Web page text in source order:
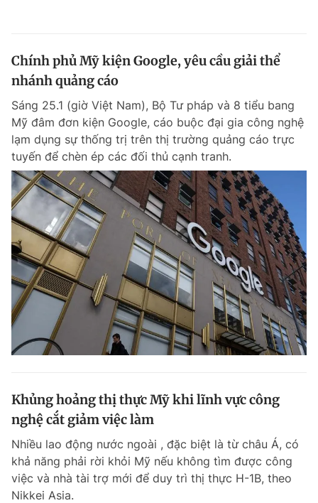
Chính phủ Mỹ kiện Google, yêu cầu giải thể
nhánh quảng cáo
Sáng 25.1 (giờ Việt Nam), Bộ Tư pháp và 8 tiểu bang
Mỹ đâm đơn kiện Google, cáo buộc đại gia công nghệ
lạm dụng sự thống trị trên thị trường quảng cáo trực
tuyến để chèn ép các đối thủ cạnh tranh.
Khủng hoảng thị thực Mỹ khi lĩnh vực công
nghệ cắt giảm việc làm
Nhiều lao động nước ngoài , đặc biệt là từ châu Á, có
khả năng phải rời khỏi Mỹ nếu không tìm được công
việc và nhà tài trợ mới để duy trì thị thực H-1B, theo
Nikkei Asia.